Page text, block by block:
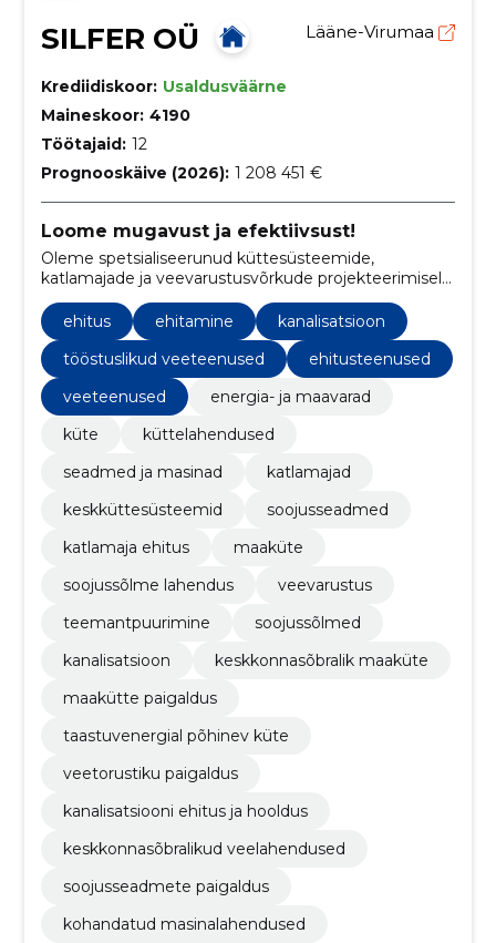
SILFER OÜ Lääne-Virumaa
Krediidiskoor: Usaldusväärne
Maineskoor: 4190
Töötajaid: 12
Prognooskäive (2026): 1 208 451 €
Loome mugavust ja efektiivsust!
Oleme spetsialiseerunud küttesüsteemide,
katlamajade ja veevarustusvõrkude projekteerimisele,
ehitamisele ja hooldusele, tagades klientidele tõhusa
energiakasutuse ja mugavuse.
ehitus ehitamine
kanalisatsioon
tööstuslikud veeteenused
ehitusteenused
veeteenused
energia- ja maavarad
küte
küttelahendused
seadmed ja masinad
katlamajad
keskküttesüsteemid
soojusseadmed
katlamaja ehitus
maaküte
soojussõlme lahendus
veevarustus
teemantpuurimine
soojussõlmed
kanalisatsioon
keskkonnasõbralik maaküte
maakütte paigaldus
taastuvenergial põhinev küte
veetorustiku paigaldus
kanalisatsiooni ehitus ja hooldus
keskkonnasõbralikud veelahendused
soojusseadmete paigaldus
kohandatud masinalahendused